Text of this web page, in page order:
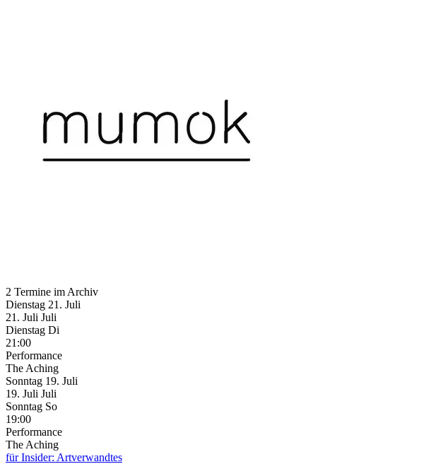
2 Termine im Archiv
Dienstag 21. Juli
21. Juli Juli
Dienstag Di
21:00
Performance
The Aching
Sonntag 19. Juli
19. Juli Juli
Sonntag So
19:00
Performance
The Aching
für Insider: Artverwandtes